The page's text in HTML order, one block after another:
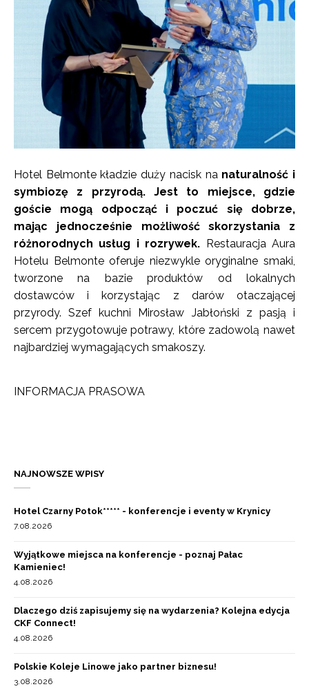
Hotel Belmonte kładzie duży nacisk nanaturalność i
symbiozę z przyrodą. Jest to miejsce, gdzie
goście mogą odpocząć i poczuć się dobrze,
mając jednocześnie możliwość skorzystania z
różnorodnych usług i rozrywek.
Restauracja Aura
Hotelu Belmonte oferuje niezwykle oryginalne smaki,
tworzone na bazie produktów od lokalnych
dostawców i korzystając z darów otaczającej
przyrody. Szef kuchni Mirosław Jabłoński z pasją i
sercem przygotowuje potrawy, które zadowolą nawet
najbardziej wymagających smakoszy.
INFORMACJA PRASOWA
NAJNOWSZE WPISY
Hotel Czarny Potok***** - konferencje i eventy w Krynicy
7.08.2026
Wyjątkowe miejsca na konferencje - poznaj Pałac
Kamieniec!
4.08.2026
Dlaczego dziś zapisujemy się na wydarzenia? Kolejna edycja
CKF Connect!
4.08.2026
Polskie Koleje Linowe jako partner biznesu!
3.08.2026